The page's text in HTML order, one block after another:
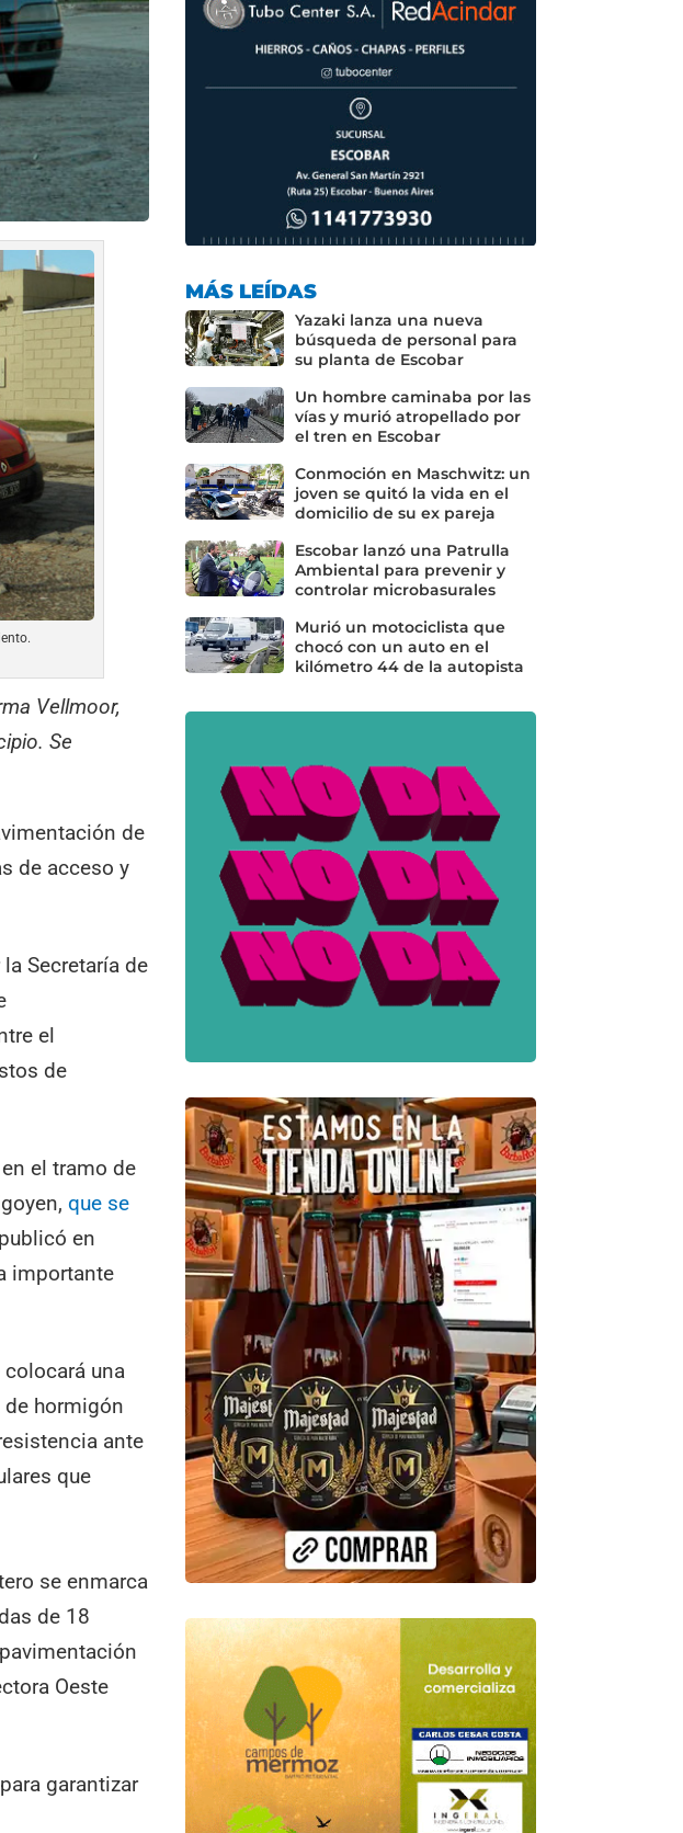
Vellmoor,
Se
de
de acceso y
Secretaría de
el
de
el tramo de
que se
publicó en
importante
una
hormigón
ante
que
se enmarca
de 18
Oeste
garantizar
MÁS LEÍDAS
Yazaki lanza una nueva
búsqueda de personal para
su planta de Escobar
Un hombre caminaba por las
vías y murió atropellado por
el tren en Escobar
Conmoción en Maschwitz: un
joven se quitó la vida en el
domicilio de su ex pareja
Escobar lanzó una Patrulla
Ambiental para prevenir y
controlar microbasurales
Murió un motociclista que
chocó con un auto en el
kilómetro 44 de la autopista